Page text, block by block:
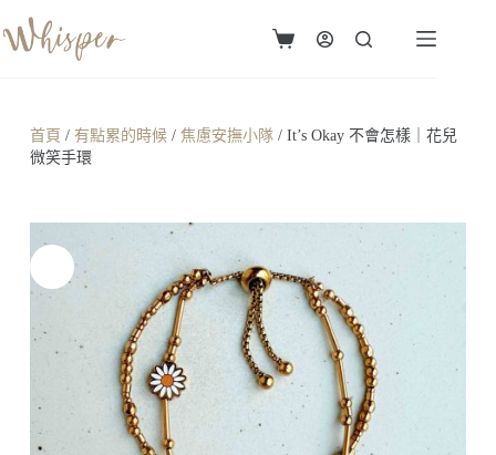
首頁 / 有點累的時候/ 焦慮安撫小隊/ It’s Okay 不會怎樣｜花兒
微笑手環